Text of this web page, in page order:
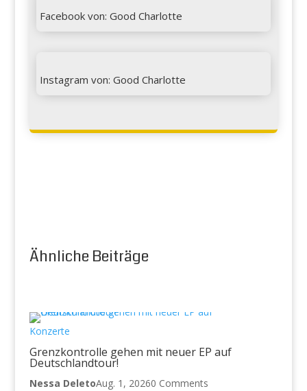
Facebook von: Good Charlotte
Instagram von: Good Charlotte
Ähnliche Beiträge
Konzerte
Grenzkontrolle gehen mit neuer EP auf
Deutschlandtour!
Nessa DeletoAug. 1, 20260 Comments